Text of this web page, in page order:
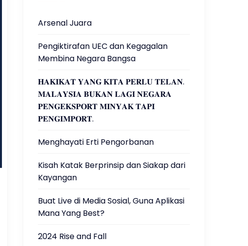
Arsenal Juara
Pengiktirafan UEC dan Kegagalan
Membina Negara Bangsa
𝐇𝐀𝐊𝐈𝐊𝐀𝐓 𝐘𝐀𝐍𝐆 𝐊𝐈𝐓𝐀 𝐏𝐄𝐑𝐋𝐔 𝐓𝐄𝐋𝐀𝐍.
𝐌𝐀𝐋𝐀𝐘𝐒𝐈𝐀 𝐁𝐔𝐊𝐀𝐍 𝐋𝐀𝐆𝐈 𝐍𝐄𝐆𝐀𝐑𝐀
𝐏𝐄𝐍𝐆𝐄𝐊𝐒𝐏𝐎𝐑𝐓 𝐌𝐈𝐍𝐘𝐀𝐊 𝐓𝐀𝐏𝐈
𝐏𝐄𝐍𝐆𝐈𝐌𝐏𝐎𝐑𝐓.
Menghayati Erti Pengorbanan
Kisah Katak Berprinsip dan Siakap dari
Kayangan
Buat Live di Media Sosial, Guna Aplikasi
Mana Yang Best?
2024 Rise and Fall